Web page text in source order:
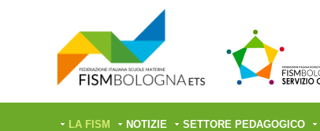
LA FISM NOTIZIE SETTORE PEDAGOGICO